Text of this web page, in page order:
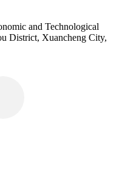
and Technological
District, Xuancheng City,